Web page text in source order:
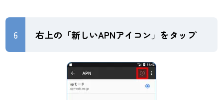
6 右上の「新しいAPNアイコン」をタップ